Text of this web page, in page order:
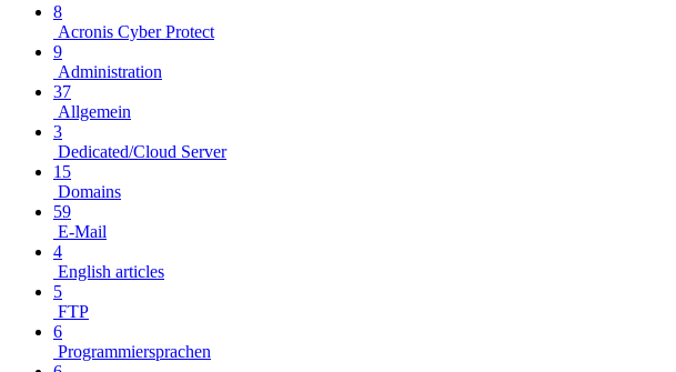
8
Acronis Cyber Protect
9
Administration
37
Allgemein
3
Dedicated/Cloud Server
15
Domains
59
E-Mail
4
English articles
5
FTP
6
Programmiersprachen